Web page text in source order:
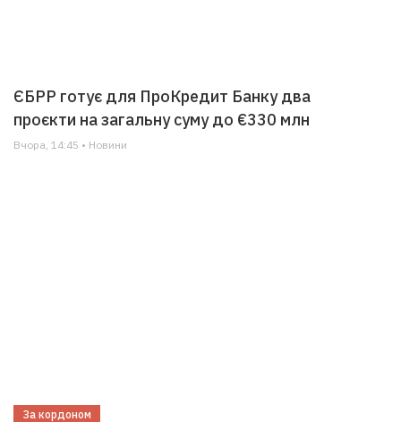
ЄБРР готує для ПроКредит Банку два
проєкти на загальну суму до €330 млн
Вчора, 14:45 • Новини
За кордоном